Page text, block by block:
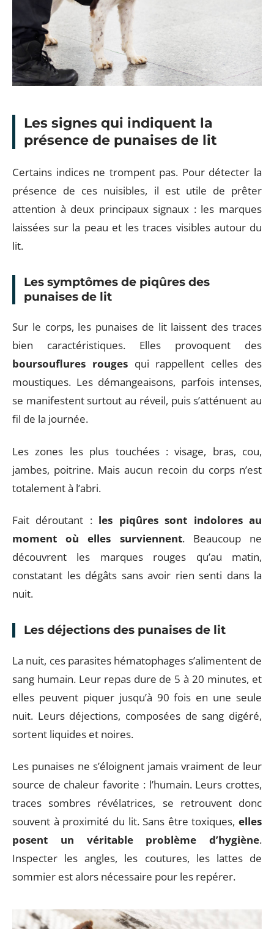
Les signes qui indiquent la
présence de punaises de lit
Certains indices ne trompent pas. Pour détecter la
présence de ces nuisibles, il est utile de prêter
attention à deux principaux signaux : les marques
laissées sur la peau et les traces visibles autour du
lit.
Les symptômes de piqûres des
punaises de lit
Sur le corps, les punaises de lit laissent des traces
bien caractéristiques. Elles provoquent des
boursouflures rougesqui rappellent celles des
moustiques. Les démangeaisons, parfois intenses,
se manifestent surtout au réveil, puis s’atténuent au
fil de la journée.
Les zones les plus touchées : visage, bras, cou,
jambes, poitrine. Mais aucun recoin du corps n’est
totalement à l’abri.
Fait déroutant : les piqûres sont indolores au
moment où elles surviennent. Beaucoup ne
découvrent les marques rouges qu’au matin,
constatant les dégâts sans avoir rien senti dans la
nuit.
Les déjections des punaises de lit
La nuit, ces parasites hématophages s’alimentent de
sang humain. Leur repas dure de 5 à 20 minutes, et
elles peuvent piquer jusqu’à 90 fois en une seule
nuit. Leurs déjections, composées de sang digéré,
sortent liquides et noires.
Les punaises ne s’éloignent jamais vraiment de leur
source de chaleur favorite : l’humain. Leurs crottes,
traces sombres révélatrices, se retrouvent donc
souvent à proximité du lit. Sans être toxiques, elles
posent un véritable problème d’hygiène.
Inspecter les angles, les coutures, les lattes de
sommier est alors nécessaire pour les repérer.